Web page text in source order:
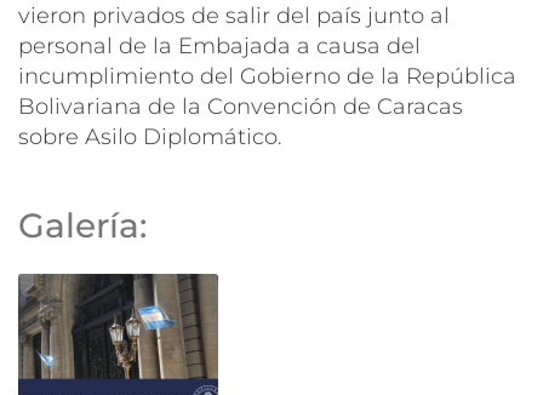
vieron privados de salir del país junto al
personal de la Embajada a causa del
incumplimiento del Gobierno de la República
Bolivariana de la Convención de Caracas
sobre Asilo Diplomático.
Galería: